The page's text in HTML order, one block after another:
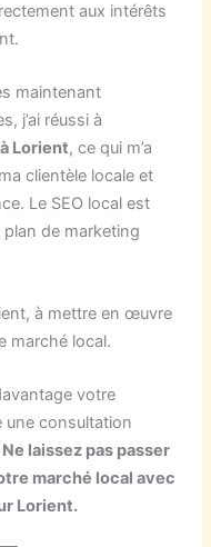
aux intérêts
maintenant
j’ai réussi à
Lorient, ce qui m’a
clientèle locale et
Le SEO local est
de marketing
à mettre en œuvre
marché local.
votre
une consultation
Ne laissez pas passer
marché local avec
Lorient.